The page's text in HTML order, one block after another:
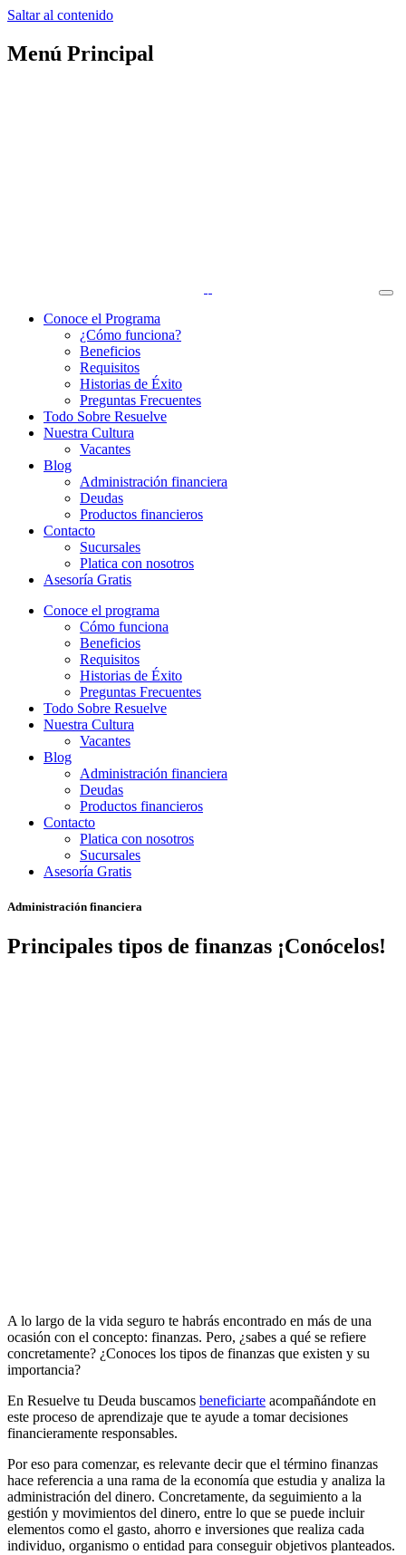
Saltar al contenido
Menú Principal
Conoce el Programa
¿Cómo funciona?
Beneficios
Requisitos
Historias de Éxito
Preguntas Frecuentes
Todo Sobre Resuelve
Nuestra Cultura
Vacantes
Blog
Administración financiera
Deudas
Productos financieros
Contacto
Sucursales
Platica con nosotros
Asesoría Gratis
Conoce el programa
Cómo funciona
Beneficios
Requisitos
Historias de Éxito
Preguntas Frecuentes
Todo Sobre Resuelve
Nuestra Cultura
Vacantes
Blog
Administración financiera
Deudas
Productos financieros
Contacto
Platica con nosotros
Sucursales
Asesoría Gratis
Administración financiera
Principales tipos de finanzas ¡Conócelos!
A lo largo de la vida seguro te habrás encontrado en más de una
ocasión con el concepto: finanzas. Pero, ¿sabes a qué se refiere
concretamente? ¿Conoces los tipos de finanzas que existen y su
importancia?
En Resuelve tu Deuda buscamos beneficiarte acompañándote en
este proceso de aprendizaje que te ayude a tomar decisiones
financieramente responsables.
Por eso para comenzar, es relevante decir que el término finanzas
hace referencia a una rama de la economía que estudia y analiza la
administración del dinero. Concretamente, da seguimiento a la
gestión y movimientos del dinero, entre lo que se puede incluir
elementos como el gasto, ahorro e inversiones que realiza cada
individuo, organismo o entidad para conseguir objetivos planteados.